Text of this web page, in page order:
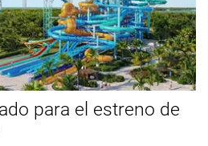
para el estreno de